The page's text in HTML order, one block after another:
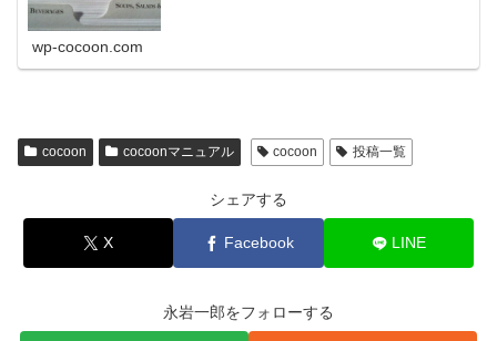
wp-cocoon.com
cocoon cocoonマニュアル cocoon 投稿一覧
シェアする
X Facebook LINE
永岩一郎をフォローする